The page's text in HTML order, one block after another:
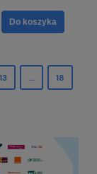
Do koszyka
13 ... 18